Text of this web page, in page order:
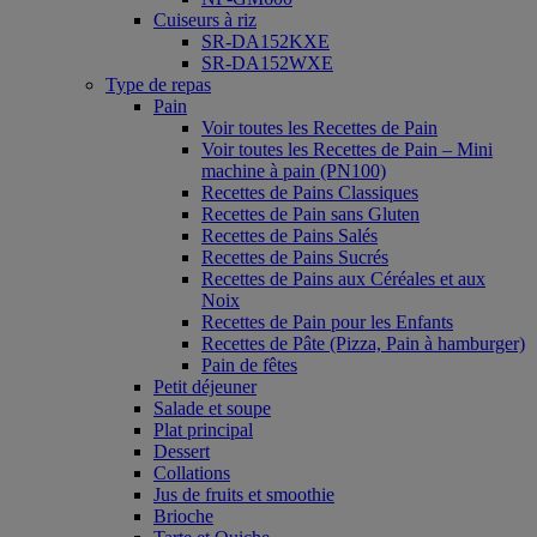
Cuiseurs à riz
SR-DA152KXE
SR-DA152WXE
Type de repas
Pain
Voir toutes les Recettes de Pain
Voir toutes les Recettes de Pain – Mini
machine à pain (PN100)
Recettes de Pains Classiques
Recettes de Pain sans Gluten
Recettes de Pains Salés
Recettes de Pains Sucrés
Recettes de Pains aux Céréales et aux
Noix
Recettes de Pain pour les Enfants
Recettes de Pâte (Pizza, Pain à hamburger)
Pain de fêtes
Petit déjeuner
Salade et soupe
Plat principal
Dessert
Collations
Jus de fruits et smoothie
Brioche